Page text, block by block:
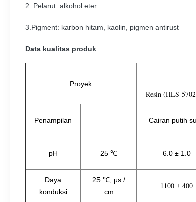
2. Pelarut: alkohol eter
3.Pigment: karbon hitam, kaolin, pigmen antirust
Data kualitas produk
Proyek
Resin (HLS-
Penampilan —— Cairan putih
pH 25 ℃ 6.0 ± 1.0
Daya
konduksi
25 ℃, μs /
cm
1100 ± 400